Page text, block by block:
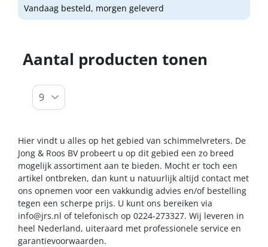
Vandaag besteld, morgen geleverd
Aantal producten tonen
Hier vindt u alles op het gebied van schimmelvreters. De
Jong & Roos BV probeert u op dit gebied een zo breed
mogelijk assortiment aan te bieden. Mocht er toch een
artikel ontbreken, dan kunt u natuurlijk altijd contact met
ons opnemen voor een vakkundig advies en/of bestelling
tegen een scherpe prijs. U kunt ons bereiken via
info@jrs.nl of telefonisch op 0224-273327. Wij leveren in
heel Nederland, uiteraard met professionele service en
garantievoorwaarden.